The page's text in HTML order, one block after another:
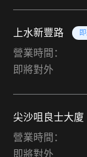
上水新豐路
營業時間：
即將對外
尖沙咀良士大廈
營業時間：
即將對外